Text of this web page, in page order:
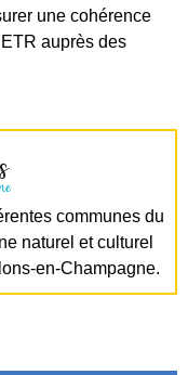
une cohérence
auprès des
communes du
naturel et culturel
en-Champagne.